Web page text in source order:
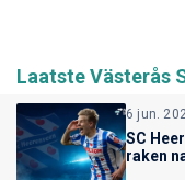
Laatste Västerås
6 jun.
SC
raken